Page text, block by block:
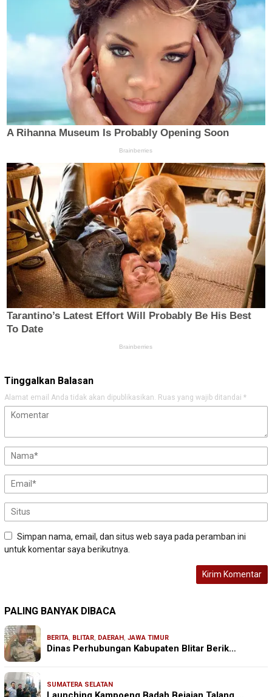
Tinggalkan Balasan
Alamat email Anda tidak akan dipublikasikan. Ruas yang wajib ditandai *
Simpan nama, email, dan situs web saya pada peramban ini
untuk komentar saya berikutnya.
PALING BANYAK DIBACA
BERITA, BLITAR, DAERAH , JAWA TIMUR
Dinas Perhubungan Kabupaten Blitar Berik…
SUMATERA SELATAN